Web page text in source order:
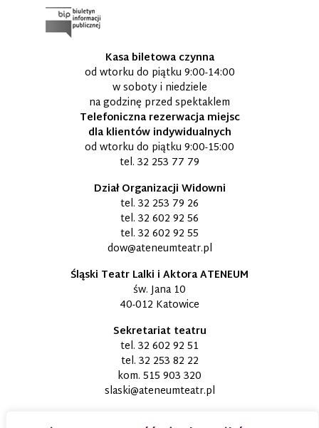
Kasa biletowa czynna
od wtorku do piątku 9:00-14:00
w soboty i niedziele
na godzinę przed spektaklem
Telefoniczna rezerwacja miejsc
dla klientów indywidualnych
od wtorku do piątku 9:00-15:00
tel. 32 253 77 79
Dział Organizacji Widowni
tel. 32 253 79 26
tel. 32 602 92 56
tel. 32 602 92 55
dow@ateneumteatr.pl
Śląski Teatr Lalki i Aktora ATENEUM
św. Jana 10
40-012 Katowice
Sekretariat teatru
tel. 32 602 92 51
tel. 32 253 82 22
kom. 515 903 320
slaski@ateneumteatr.pl